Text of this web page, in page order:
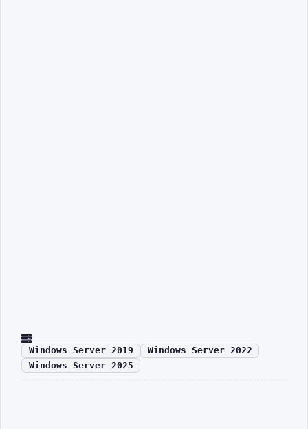
Windows Server 2019
Windows Server 2022
Windows Server 2025